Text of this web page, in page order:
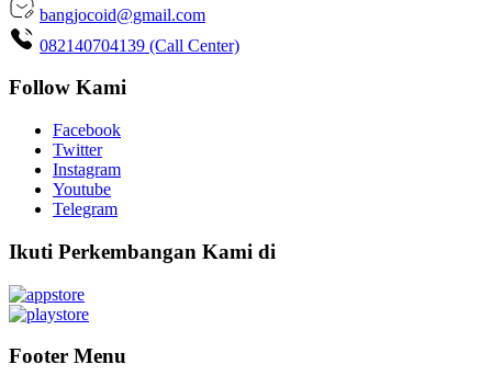
bangjocoid@gmail.com
082140704139 (Call Center)
Follow Kami
Facebook
Twitter
Instagram
Youtube
Telegram
Ikuti Perkembangan Kami di
Footer Menu